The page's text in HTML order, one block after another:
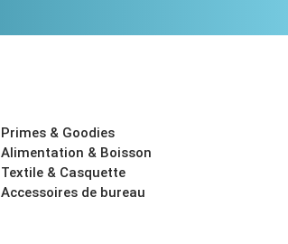
Primes & Goodies
Alimentation & Boisson
Textile & Casquette
Accessoires de bureau